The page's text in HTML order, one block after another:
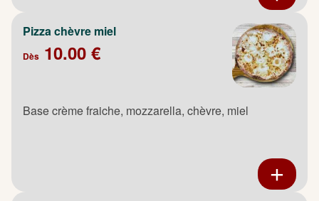
Pizza chèvre miel
Dès 10.00 €
Base crème fraiche, mozzarella, chèvre, miel